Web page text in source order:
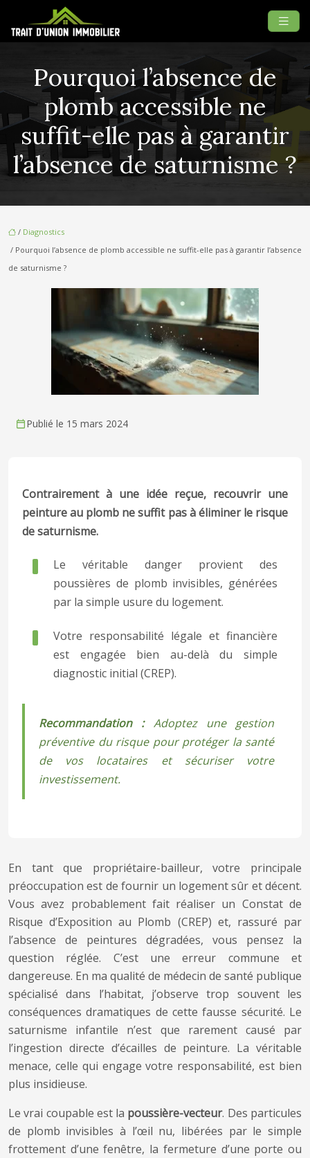
Pourquoi l’absence de
plomb accessible ne
suffit-elle pas à garantir
l’absence de saturnisme ?
/ Diagnostics
/ Pourquoi l’absence de plomb accessible ne suffit-elle pas à garantir l’absence
de saturnisme ?
Publié le 15 mars 2024
Contrairement à une idée reçue, recouvrir une
peinture au plomb ne suffit pas à éliminer le risque
de saturnisme.
Le véritable danger provient des
poussières de plomb invisibles, générées
par la simple usure du logement.
Votre responsabilité légale et financière
est engagée bien au-delà du simple
diagnostic initial (CREP).
Recommandation :Adoptez une gestion
préventive du risque pour protéger la santé
de vos locataires et sécuriser votre
investissement.
En tant que propriétaire-bailleur, votre principale
préoccupation est de fournir un logement sûr et décent.
Vous avez probablement fait réaliser un Constat de
Risque d’Exposition au Plomb (CREP) et, rassuré par
l’absence de peintures dégradées, vous pensez la
question réglée. C’est une erreur commune et
dangereuse. En ma qualité de médecin de santé publique
spécialisé dans l’habitat, j’observe trop souvent les
conséquences dramatiques de cette fausse sécurité. Le
saturnisme infantile n’est que rarement causé par
l’ingestion directe d’écailles de peinture. La véritable
menace, celle qui engage votre responsabilité, est bien
plus insidieuse.
Le vrai coupable est la poussière-vecteur. Des particules
de plomb invisibles à l’œil nu, libérées par le simple
frottement d’une fenêtre, la fermeture d’une porte ou